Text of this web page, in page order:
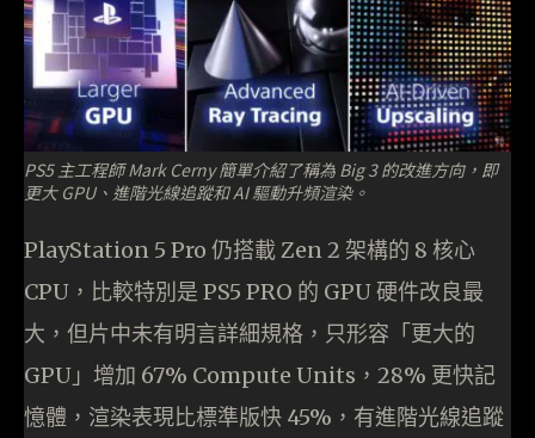
PS5 主工程師 Mark Cerny 簡單介紹了稱為 Big 3 的改進方向，即
更大 GPU、進階光線追蹤和 AI 驅動升頻渲染。
PlayStation 5 Pro 仍搭載 Zen 2 架構的 8 核心
CPU，比較特別是 PS5 PRO 的 GPU 硬件改良最
大，但片中未有明言詳細規格，只形容「更大的
GPU」增加 67% Compute Units，28% 更快記
憶體，渲染表現比標準版快 45%，有進階光線追蹤